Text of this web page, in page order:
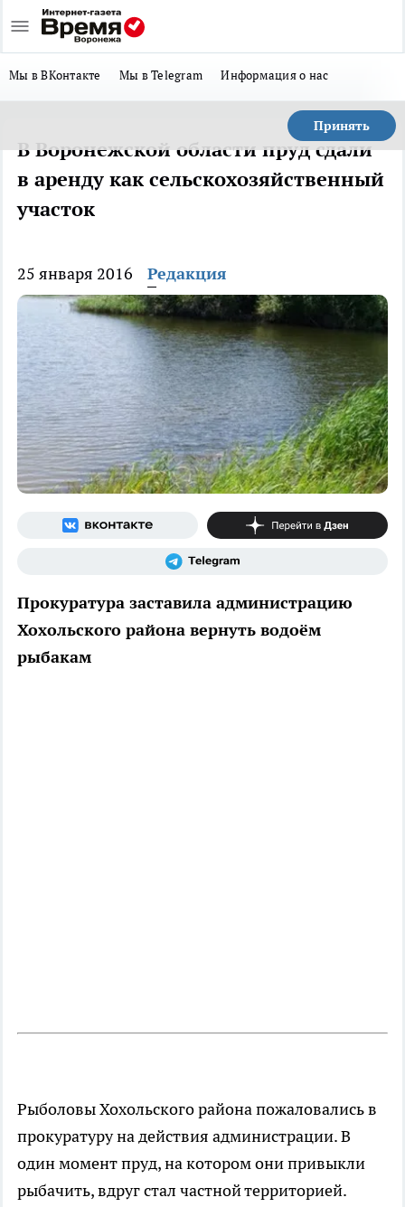
Мы в ВКонтакте Мы в Telegram Информация о нас
Принять
В Воронежской области пруд сдали
в аренду как сельскохозяйственный
участок
25 января 2016 Редакция
Прокуратура заставила администрацию
Хохольского района вернуть водоём
рыбакам
Рыболовы Хохольского района пожаловались в
прокуратуру на действия администрации. В
один момент пруд, на котором они привыкли
рыбачить, вдруг стал частной территорией.